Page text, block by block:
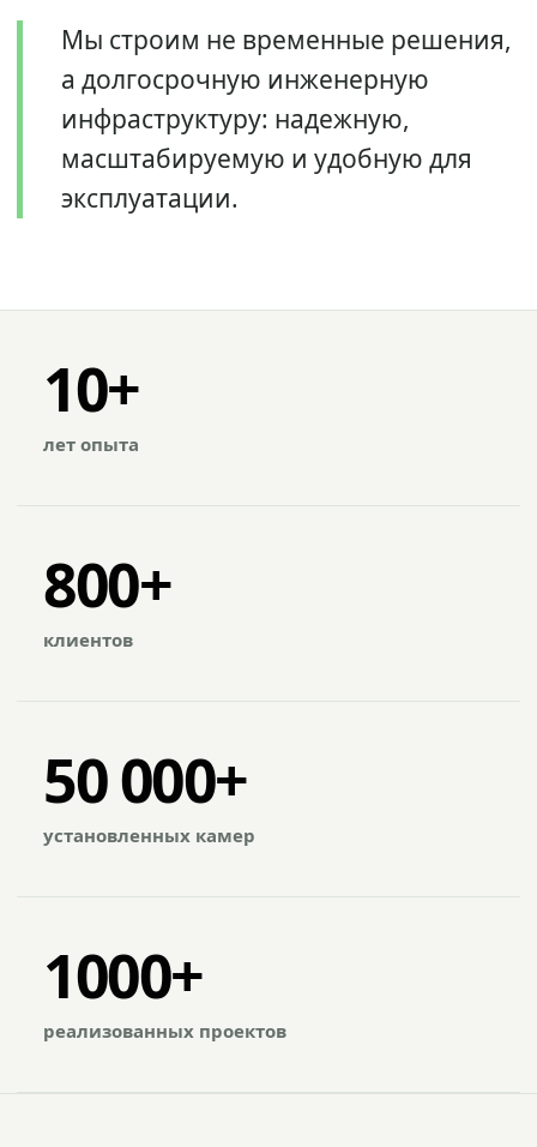
Мы строим не временные решения,
а долгосрочную инженерную
инфраструктуру: надежную,
масштабируемую и удобную для
эксплуатации.
10+
лет опыта
800+
клиентов
50 000+
установленных камер
1000+
реализованных проектов